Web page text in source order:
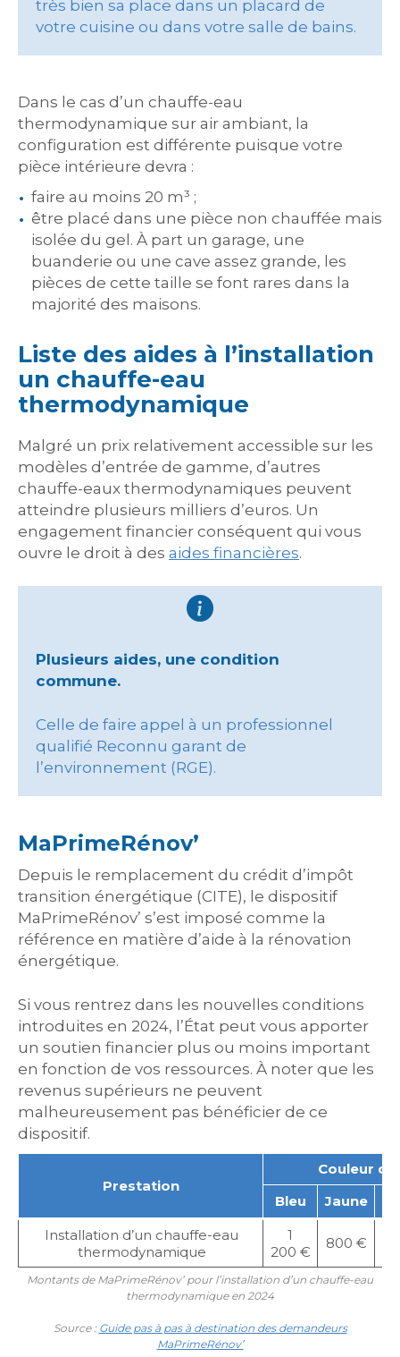
très bien sa place dans un placard de
votre cuisine ou dans votre salle de bains.
Dans le cas d’un chauffe-eau
thermodynamique sur air ambiant, la
configuration est différente puisque votre
pièce intérieure devra :
faire au moins 20 m³ ;
être placé dans une pièce non chauffée mais
isolée du gel. À part un garage, une
buanderie ou une cave assez grande, les
pièces de cette taille se font rares dans la
majorité des maisons.
Liste des aides à l’installation
un chauffe-eau
thermodynamique
Malgré un prix relativement accessible sur les
modèles d’entrée de gamme, d’autres
chauffe-eaux thermodynamiques peuvent
atteindre plusieurs milliers d’euros. Un
engagement financier conséquent qui vous
ouvre le droit à des aides financières.
Plusieurs aides, une condition
commune.
Celle de faire appel à un professionnel
qualifié Reconnu garant de
l’environnement (RGE).
MaPrimeRénov’
Depuis le remplacement du crédit d’impôt
transition énergétique (CITE), le dispositif
MaPrimeRénov’ s’est imposé comme la
référence en matière d’aide à la rénovation
énergétique.
Si vous rentrez dans les nouvelles conditions
introduites en 2024, l’État peut vous apporter
un soutien financier plus ou moins important
en fonction de vos ressources. À noter que les
revenus supérieurs ne peuvent
malheureusement pas bénéficier de ce
dispositif.
Prestation
Couleur
Bleu
Jaune
Installation d’un chauffe-eau
thermodynamique
1
200 €
800 €
Montants de MaPrimeRénov’ pour l’installation d’un chauffe-eau
thermodynamique en 2024
Source : Guide pas à pas à destination des demandeurs
MaPrimeRénov’